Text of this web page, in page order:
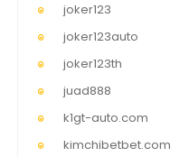
joker123
joker123auto
joker123th
juad888
k1gt-auto.com
kimchibetbet.com